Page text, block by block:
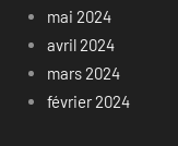
mai 2024
avril 2024
mars 2024
février 2024